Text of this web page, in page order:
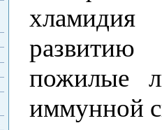
развитию
пожилые
иммунной